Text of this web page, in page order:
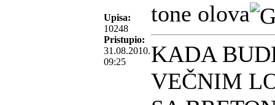
Upisa:
10248
Pristupio:
31.08.2010.
09:25
tone olova
KADA
VEČNIM